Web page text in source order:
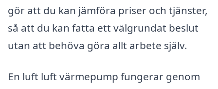
gör att du kan jämföra priser och tjänster,
så att du kan fatta ett välgrundat beslut
utan att behöva göra allt arbete själv.
En luft luft värmepump fungerar genom